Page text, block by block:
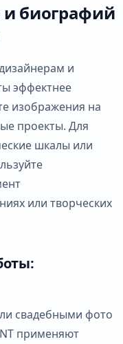
и биографий
и
эффектнее
изображения на
проекты. Для
шкалы или
или творческих
свадебными фото
применяют